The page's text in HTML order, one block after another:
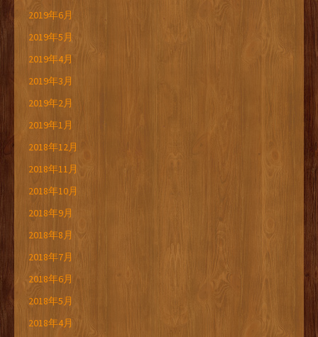
2019年6月
2019年5月
2019年4月
2019年3月
2019年2月
2019年1月
2018年12月
2018年11月
2018年10月
2018年9月
2018年8月
2018年7月
2018年6月
2018年5月
2018年4月